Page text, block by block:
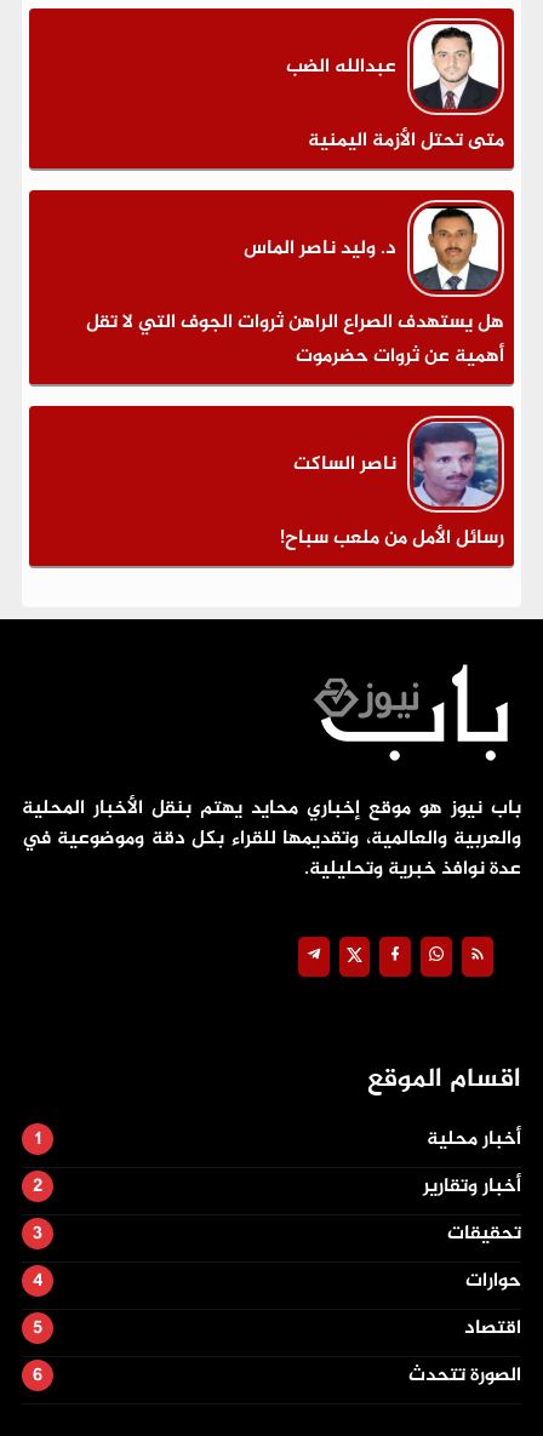
عبدالله الضب
متى تحتل الأزمة اليمنية
د. وليد ناصر الماس
هل يستهدف الصراع الراهن ثروات الجوف التي لا تقل
أهمية عن ثروات حضرموت
ناصر الساكت
رسائل الأمل من ملعب سباح!
باب نيوز هو موقع إخباري محايد يهتم بنقل الأخبار المحلية
والعربية والعالمية، وتقديمها للقراء بكل دقة وموضوعية في
عدة نوافذ خبرية وتحليلية.
اقسام الموقع
أخبار محلية
أخبار وتقارير
تحقيقات
حوارات
اقتصاد
الصورة تتحدث